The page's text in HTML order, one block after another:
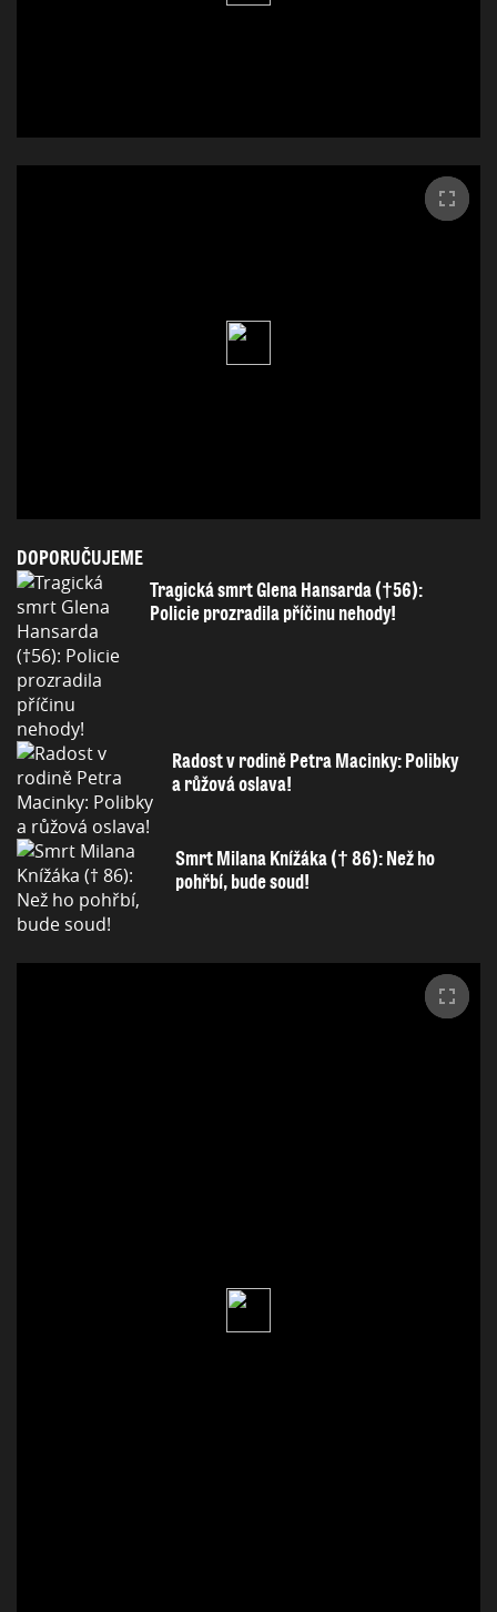
DOPORUČUJEME
Tragická smrt Glena Hansarda (†56):
Policie prozradila příčinu nehody!
Radost v rodině Petra Macinky: Polibky
a růžová oslava!
Smrt Milana Knížáka († 86): Než ho
pohřbí, bude soud!